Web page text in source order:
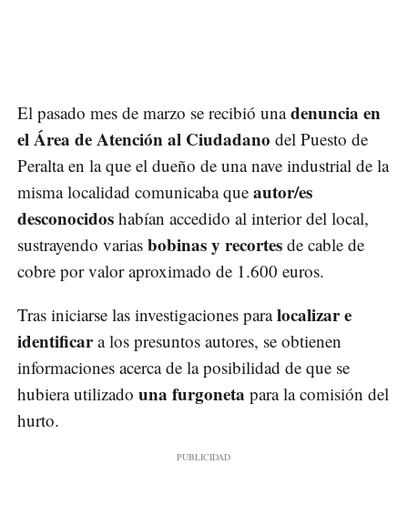
El pasado mes de marzo se recibió unadenuncia en
el Área de Atención al Ciudadano del Puesto de
Peralta en la que el dueño de una nave industrial de la
misma localidad comunicaba que autor/es
desconocidos habían accedido al interior del local,
sustrayendo varias bobinas y recortes de cable de
cobre por valor aproximado de 1.600 euros.
Tras iniciarse las investigaciones paralocalizar e
identificara los presuntos autores, se obtienen
informaciones acerca de la posibilidad de que se
hubiera utilizado una furgoneta para la comisión del
hurto.